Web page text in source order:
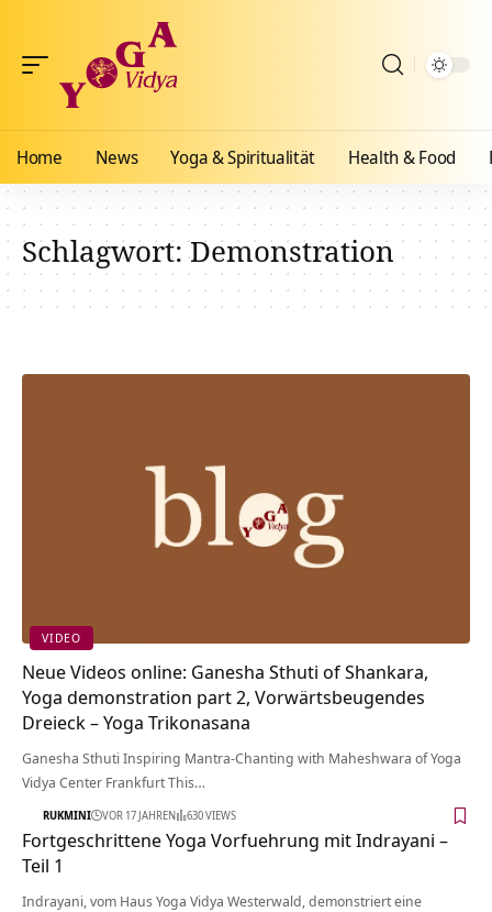
Home News Yoga & Spiritualität Health & Food
Schlagwort:Demonstration
VIDEO
Neue Videos online: Ganesha Sthuti of Shankara,
Yoga demonstration part 2, Vorwärtsbeugendes
Dreieck – Yoga Trikonasana
Ganesha Sthuti Inspiring Mantra-Chanting with Maheshwara of Yoga
Vidya Center Frankfurt This…
RUKMINI VOR 17 JAHREN 630 VIEWS
Fortgeschrittene Yoga Vorfuehrung mit Indrayani –
Teil 1
Indrayani, vom Haus Yoga Vidya Westerwald, demonstriert eine